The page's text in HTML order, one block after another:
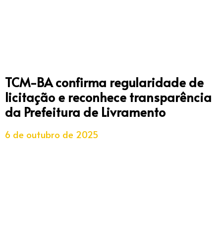
TCM-BA confirma regularidade de
licitação e reconhece transparência
da Prefeitura de Livramento
6 de outubro de 2025